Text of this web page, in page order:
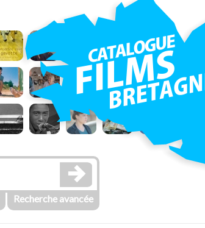
Recherche avancée